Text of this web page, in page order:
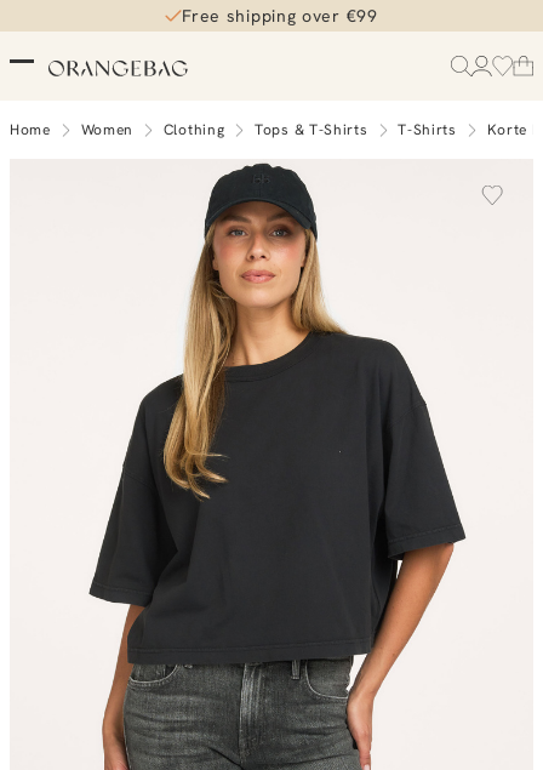
Free shipping over €99
Home Women Clothing Tops & T-Shirts T-Shirts Korte